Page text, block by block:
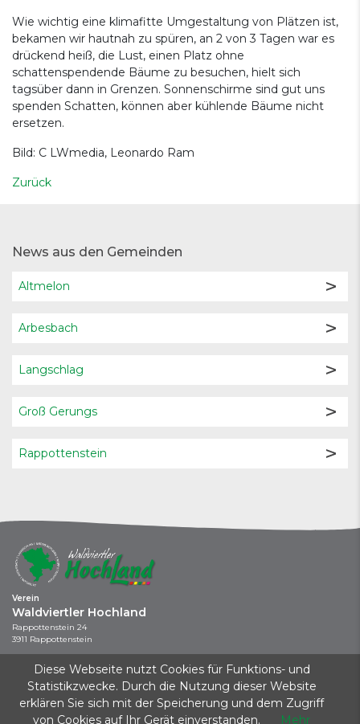
Wie wichtig eine klimafitte Umgestaltung von Plätzen ist,
bekamen wir hautnah zu spüren, an 2 von 3 Tagen war es
drückend heiß, die Lust, einen Platz ohne
schattenspendende Bäume zu besuchen, hielt sich
tagsüber dann in Grenzen. Sonnenschirme sind gut uns
spenden Schatten, können aber kühlende Bäume nicht
ersetzen.
Bild: C LWmedia, Leonardo Ram
Zurück
News aus den Gemeinden
Altmelon
Arbesbach
Langschlag
Groß Gerungs
Rappottenstein
Verein
Waldviertler Hochland
Rappottenstein 24
3911 Rappottenstein
+43 664 / 737 043 44
info@waldviertler-hochland.at
Kontakt|Impressum| Datenschutz|Startseite
Diese Webseite nutzt Cookies für Funktions- und
Statistikzwecke. Durch die Nutzung dieser Website
erklären Sie sich mit der Speicherung und dem Zugriff
von Cookies auf Ihr Gerät einverstanden.
Mehr